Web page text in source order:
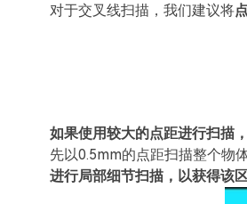
对于交叉线扫描，我们建议将
如果使用较大的点距进行扫描
先以0.5mm的点距扫描整个物
进行局部细节扫描，以获得该